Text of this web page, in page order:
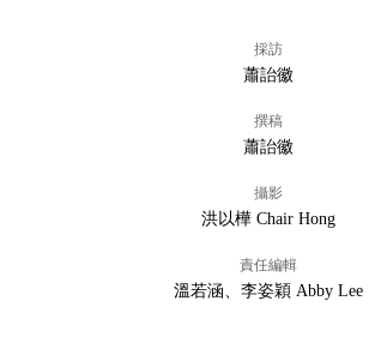
採訪
蕭詒徽
撰稿
蕭詒徽
攝影
洪以樺 Chair Hong
責任編輯
溫若涵、李姿穎 Abby Lee